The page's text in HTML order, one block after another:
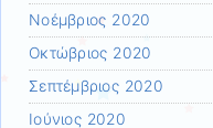
Νοέμβριος 2020
Οκτώβριος 2020
Σεπτέμβριος 2020
Ιούνιος 2020